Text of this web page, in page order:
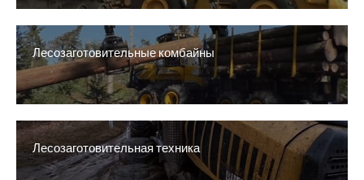
Лесозаготовительные комбайны
Лесозаготовительная техника